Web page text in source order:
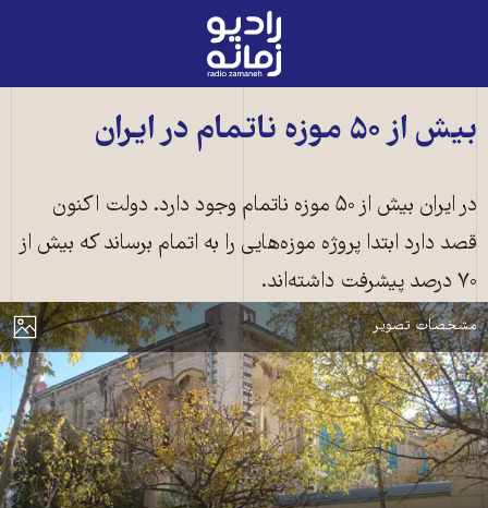
رادیو
زمانه
بیش از ۵۰ موزه ناتمام در ایران
در ایران بیش از ۵۰ موزه ناتمام وجود دارد. دولت اکنون
قصد دارد ابتدا پروژه موزه‌هایی را به اتمام برساند که بیش از
۷۰ درصد پیشرفت داشته‌اند.
نمایش
مشخصات تصویر
قصر باغچه جوق در ماکو